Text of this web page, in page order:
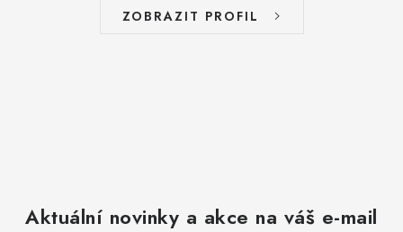
ZOBRAZIT PROFIL
Aktuální novinky a akce na váš e-mail